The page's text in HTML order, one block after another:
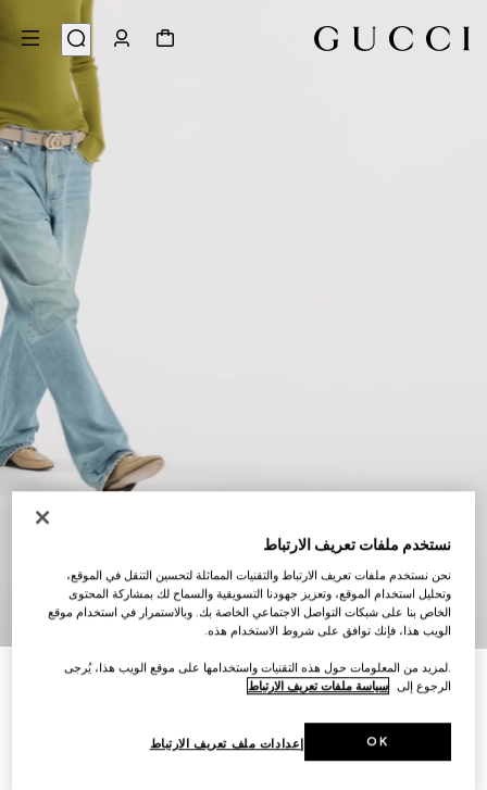
/
8
حذاء لوفرز Gucci Jordaan للنساء
تنويعاتجلد باللون البيج
نستخدم ملفات تعريف الارتباط
نحن نستخدم ملفات تعريف الارتباط والتقنيات المماثلة لتحسين التنقل في الموقع،
وتحليل استخدام الموقع، وتعزيز جهودنا التسويقية والسماح لك بمشاركة المحتوى
الخاص بنا على شبكات التواصل الاجتماعي الخاصة بك. وبالاستمرار في استخدام موقع
الويب هذا، فإنك توافق على شروط الاستخدام هذه.
.لمزيد من المعلومات حول هذه التقنيات واستخدامها على موقع الويب هذا، يُرجى
الرجوع إلى سياسة ملفات تعريف الارتباط
إعدادات ملف تعريف الارتباط OK